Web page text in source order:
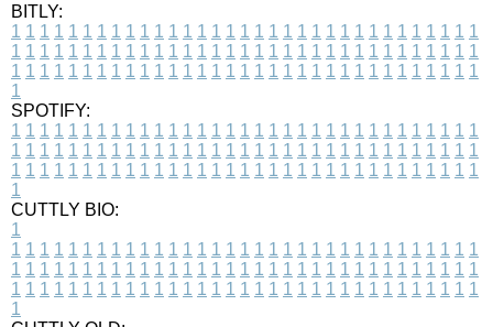
BITLY:
1 1 1 1 1 1 1 1 1 1 1 1 1 1 1 1 1 1 1 1 1 1 1 1 1 1 1 1 1 1 1 1 1
1 1 1 1 1 1 1 1 1 1 1 1 1 1 1 1 1 1 1 1 1 1 1 1 1 1 1 1 1 1 1 1 1
1 1 1 1 1 1 1 1 1 1 1 1 1 1 1 1 1 1 1 1 1 1 1 1 1 1 1 1 1 1 1 1 1
1
SPOTIFY:
1 1 1 1 1 1 1 1 1 1 1 1 1 1 1 1 1 1 1 1 1 1 1 1 1 1 1 1 1 1 1 1 1
1 1 1 1 1 1 1 1 1 1 1 1 1 1 1 1 1 1 1 1 1 1 1 1 1 1 1 1 1 1 1 1 1
1 1 1 1 1 1 1 1 1 1 1 1 1 1 1 1 1 1 1 1 1 1 1 1 1 1 1 1 1 1 1 1 1
1
CUTTLY BIO:
1
1 1 1 1 1 1 1 1 1 1 1 1 1 1 1 1 1 1 1 1 1 1 1 1 1 1 1 1 1 1 1 1 1
1 1 1 1 1 1 1 1 1 1 1 1 1 1 1 1 1 1 1 1 1 1 1 1 1 1 1 1 1 1 1 1 1
1 1 1 1 1 1 1 1 1 1 1 1 1 1 1 1 1 1 1 1 1 1 1 1 1 1 1 1 1 1 1 1 1
1